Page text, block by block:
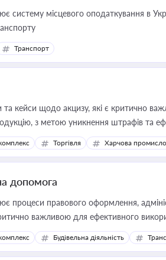
систему місцевого оподаткування в
за паркування транспорту
Транспорт
кейси щодо акцизу, які є критично
з метою уникнення штрафів та
Торгівля Харчова
допомога
процеси правового оформлення,
важливою для ефективного
Будівельна діяльність